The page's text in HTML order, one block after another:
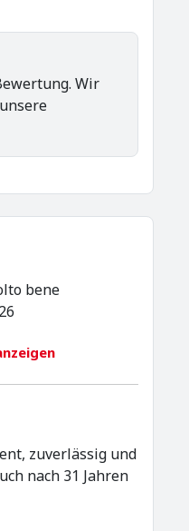
Wir
bene
zuverlässig und
nach 31 Jahren